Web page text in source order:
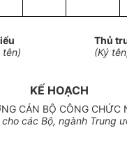
tên)
Thủ
(Ký
KẾ HOẠCH
CÁN BỘ CÔNG
cho các Bộ, ngành Trung